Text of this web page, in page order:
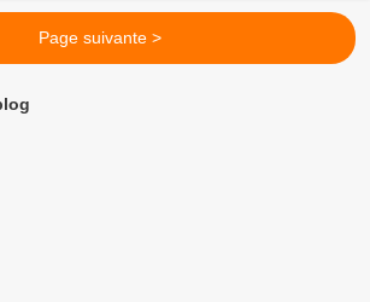
Page suivante >